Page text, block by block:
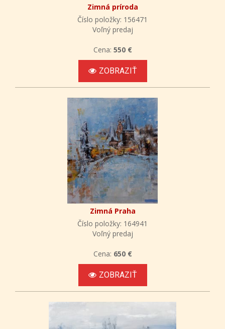
Zimná príroda
Číslo položky: 156471
Voľný predaj
Cena: 550 €
ZOBRAZIŤ
Zimná Praha
Číslo položky: 164941
Voľný predaj
Cena: 650 €
ZOBRAZIŤ